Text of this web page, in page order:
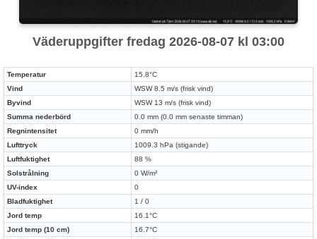
Väderuppgifter fredag 2026-08-07 kl 03:00
Temperatur
15.8°C
Vind
WSW 8.5 m/s (frisk vind)
Byvind
WSW 13 m/s (frisk vind)
Summa nederbörd
0.0 mm (0.0 mm senaste timman)
Regnintensitet
0 mm/h
Lufttryck
1009.3 hPa (stigande)
Luftfuktighet
88 %
Solstrålning
0 W/m²
UV-index
0
Bladfuktighet
1 / 0
Jord temp
16.1°C
Jord temp (10 cm)
16.7°C